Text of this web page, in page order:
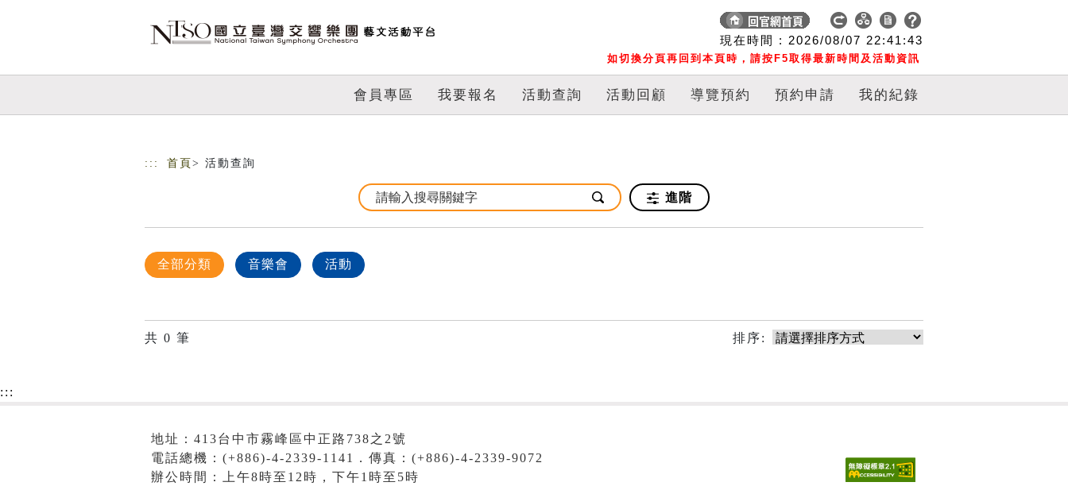
現在時間 : 2026/08/07 22:41:43
如切換分頁再回到本頁時，請按F5取得最新時間及活動資訊
會員專區 我要報名 活動查詢 活動回顧 導覽預約 預約申請 我的紀錄
::: 首頁 > 活動查詢
進階
全部分類 音樂會 活動
共 0 筆 排序:
:::
地址：413台中市霧峰區中正路738之2號
電話總機：(+886)-4-2339-1141．傳真：(+886)-4-2339-9072
辦公時間：上午8時至12時，下午1時至5時